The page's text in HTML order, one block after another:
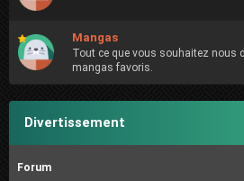
Mangas
Tout ce que vous souhaitez nous
mangas favoris.
Divertissement
Forum